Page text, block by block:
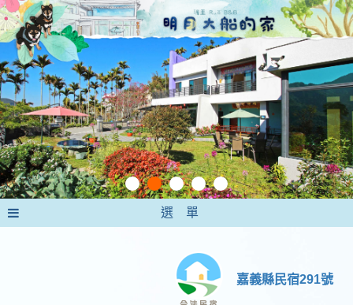
選 單
嘉義縣民宿291號